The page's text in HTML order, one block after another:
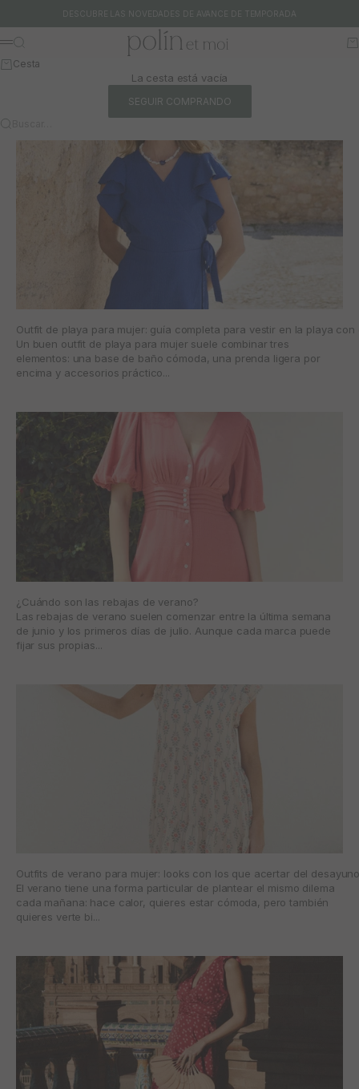
DESCUBRE LAS NOVEDADES DE AVANCE DE TEMPORADA
Polín et moi
Menú
Buscar
Cesta
La cesta está vacía
SEGUIR COMPRANDO
Buscar…
Outfit de playa para mujer: guía completa para vestir en la playa
Un buen outfit de playa para mujer suele combinar tres
elementos: una base de baño cómoda, una prenda ligera por
encima y accesorios práctico...
¿Cuándo son las rebajas de verano?
Las rebajas de verano suelen comenzar entre la última semana
de junio y los primeros días de julio. Aunque cada marca puede
fijar sus propias...
Outfits de verano para mujer: looks con los que acertar del
El verano tiene una forma particular de plantear el mismo dilema
cada mañana: hace calor, quieres estar cómoda, pero también
quieres verte bi...